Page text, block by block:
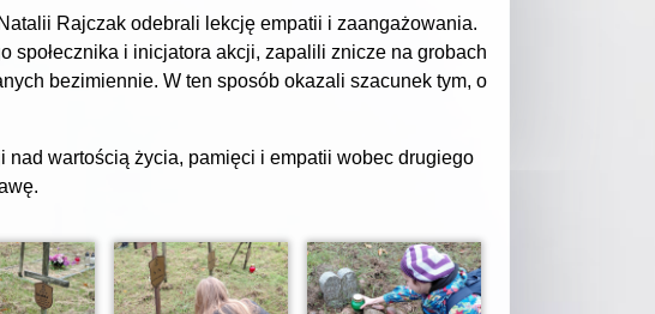
Rajczak odebrali lekcję empatii i zaangażowania.
społecznika i inicjatora akcji, zapalili znicze na grobach
bezimiennie. W ten sposób okazali szacunek tym, o
wartością życia, pamięci i empatii wobec drugiego